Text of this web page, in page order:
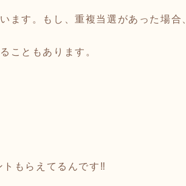
ます。もし、重複当選があった場合
こともあります。
もらえてるんです‼️